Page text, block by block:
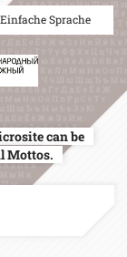
Einfache Sprache
can be
Mottos.